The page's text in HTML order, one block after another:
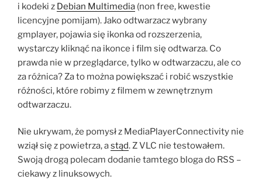
i kodeki z Debian Multimedia (non free, kwestie
licencyjne pomijam). Jako odtwarzacz wybrany
gmplayer, pojawia się ikonka od rozszerzenia,
wystarczy kliknąć na ikonce i film się odtwarza. Co
prawda nie w przeglądarce, tylko w odtwarzaczu, ale co
za różnica? Za to można powiększać i robić wszystkie
różności, które robimy z filmem w zewnętrznym
odtwarzaczu.
Nie ukrywam, że pomysł z MediaPlayerConnectivity nie
wziął się z powietrza, astąd. Z VLC nie testowałem.
Swoją drogą polecam dodanie tamtego bloga do RSS –
ciekawy z linuksowych.